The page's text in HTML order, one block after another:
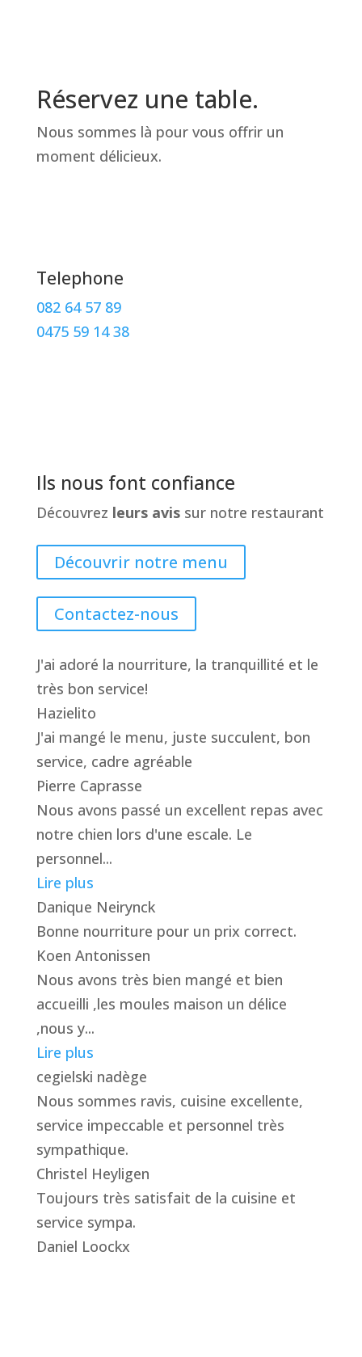
Réservez une table.
Nous sommes là pour vous offrir un
moment délicieux.
Telephone
082 64 57 89
0475 59 14 38
Ils nous font confiance
Découvrez leurs avissur notre restaurant
Découvrir notre menu
Contactez-nous
J'ai adoré la nourriture, la tranquillité et le
très bon service!
Hazielito
J'ai mangé le menu, juste succulent, bon
service, cadre agréable
Pierre Caprasse
Nous avons passé un excellent repas avec
notre chien lors d'une escale. Le
personnel...
Lire plus
Danique Neirynck
Bonne nourriture pour un prix correct.
Koen Antonissen
Nous avons très bien mangé et bien
accueilli ,les moules maison un délice
,nous y...
Lire plus
cegielski nadège
Nous sommes ravis, cuisine excellente,
service impeccable et personnel très
sympathique.
Christel Heyligen
Toujours très satisfait de la cuisine et
service sympa.
Daniel Loockx